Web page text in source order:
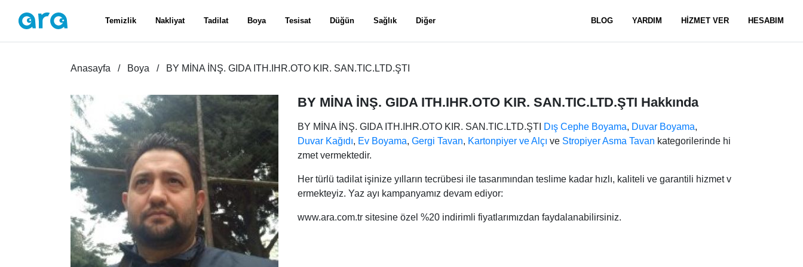
Temizlik Nakliyat Tadilat Boya Tesisat Düğün Sağlık Diğer BLOG YARDIM HİZMET VER HESABIM
Anasayfa Boya BY MİNA İNŞ. GIDA ITH.IHR.OTO KIR. SAN.TIC.LTD.ŞTI
BY MİNA İNŞ. GIDA ITH.IHR.OTO KIR. SAN.TIC.LTD.ŞTI Hakkında
BY MİNA İNŞ. GIDA ITH.IHR.OTO KIR. SAN.TIC.LTD.ŞTI Dış Cephe Boyama, Duvar Boyama,
Duvar Kağıdı, Ev Boyama, Gergi Tavan, Kartonpiyer ve Alçı ve Stropiyer Asma Tavan kategorilerinde hi
zmet vermektedir.
Her türlü tadilat işinize yılların tecrübesi ile tasarımından teslime kadar hızlı, kaliteli ve garantili hizmet v
ermekteyiz. Yaz ayı kampanyamız devam ediyor:
www.ara.com.tr sitesine özel %20 indirimli fiyatlarımızdan faydalanabilirsiniz.